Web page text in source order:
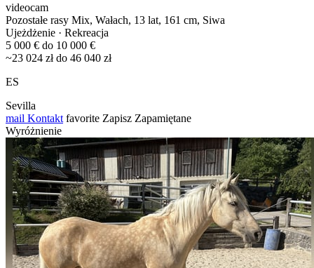
videocam
Pozostałe rasy Mix, Wałach, 13 lat, 161 cm, Siwa
Ujeżdżenie · Rekreacja
5 000 € do 10 000 €
~23 024 zł do 46 040 zł
ES
Sevilla
mail Kontakt favorite Zapisz Zapamiętane
Wyróżnienie